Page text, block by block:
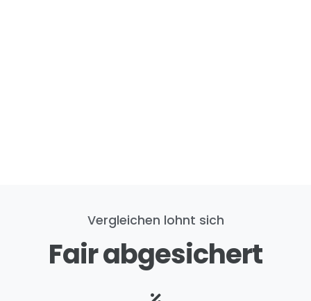
Vergleichen lohnt sich
Fair abgesichert